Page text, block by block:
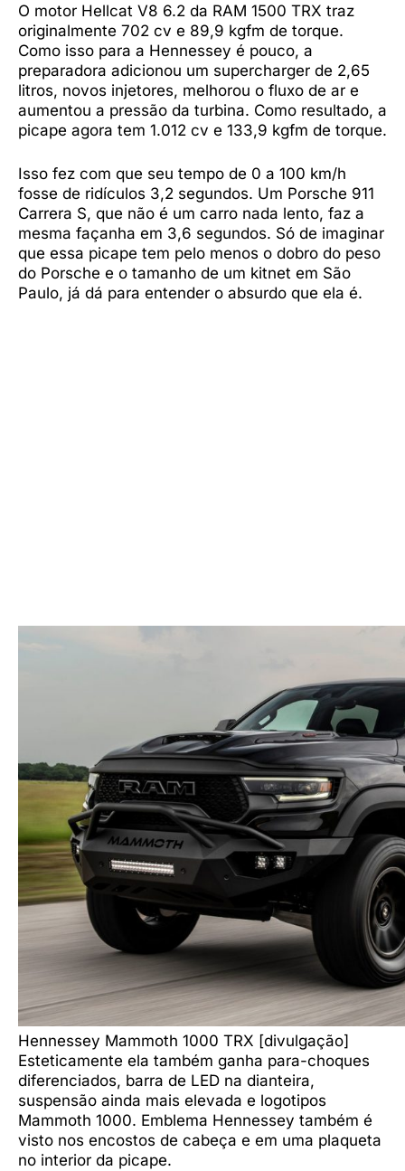
O motor Hellcat V8 6.2 da RAM 1500 TRX traz
originalmente 702 cv e 89,9 kgfm de torque.
Como isso para a Hennessey é pouco, a
preparadora adicionou um supercharger de 2,65
litros, novos injetores, melhorou o fluxo de ar e
aumentou a pressão da turbina. Como resultado, a
picape agora tem 1.012 cv e 133,9 kgfm de torque.
Isso fez com que seu tempo de 0 a 100 km/h
fosse de ridículos 3,2 segundos. Um Porsche 911
Carrera S, que não é um carro nada lento, faz a
mesma façanha em 3,6 segundos. Só de imaginar
que essa picape tem pelo menos o dobro do peso
do Porsche e o tamanho de um kitnet em São
Paulo, já dá para entender o absurdo que ela é.
Hennessey Mammoth 1000 TRX [divulgação]
Esteticamente ela também ganha para-choques
diferenciados, barra de LED na dianteira,
suspensão ainda mais elevada e logotipos
Mammoth 1000. Emblema Hennessey também é
visto nos encostos de cabeça e em uma plaqueta
no interior da picape.